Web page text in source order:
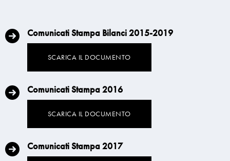
Comunicati Stampa Bilanci 2015-2019
SCARICA IL DOCUMENTO
Comunicati Stampa 2016
SCARICA IL DOCUMENTO
Comunicati Stampa 2017